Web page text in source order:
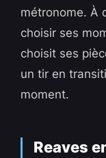
métronome. À
choisir ses
choisit ses
un tir en
moment.
Reaves